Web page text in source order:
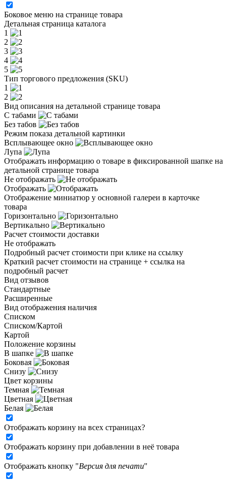
Боковое меню на странице товара
Детальная страница каталога
1
2
3
4
5
Тип торгового предложения (SKU)
1
2
Вид описания на детальной странице товара
С табами
Без табов
Режим показа детальной картинки
Всплывающее окно
Лупа
Отображать информацию о товаре в фиксированной шапке на
детальной странице товара
Не отображать
Отображать
Отображение миниатюр у основной галереи в карточке
товара
Горизонтально
Вертикально
Расчет стоимости доставки
Не отображать
Подробный расчет стоимости при клике на ссылку
Краткий расчет стоимости на странице + ссылка на
подробный расчет
Вид отзывов
Стандартные
Расширенные
Вид отображения наличия
Списком
Списком/Картой
Картой
Положение корзины
В шапке
Боковая
Снизу
Цвет корзины
Темная
Цветная
Белая
Отображать корзину на всех страницах?
Отображать корзину при добавлении в неё товара
Отображать кнопку "Версия для печати"